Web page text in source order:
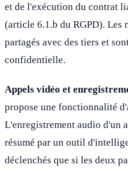
et de l'exécution du contrat
(article 6.1.b du RGPD). Les
partagés avec des tiers et
confidentielle.
Appels vidéo et
propose une fonctionnalité
L'enregistrement audio d'un
résumé par un outil
déclenchés que si les deux